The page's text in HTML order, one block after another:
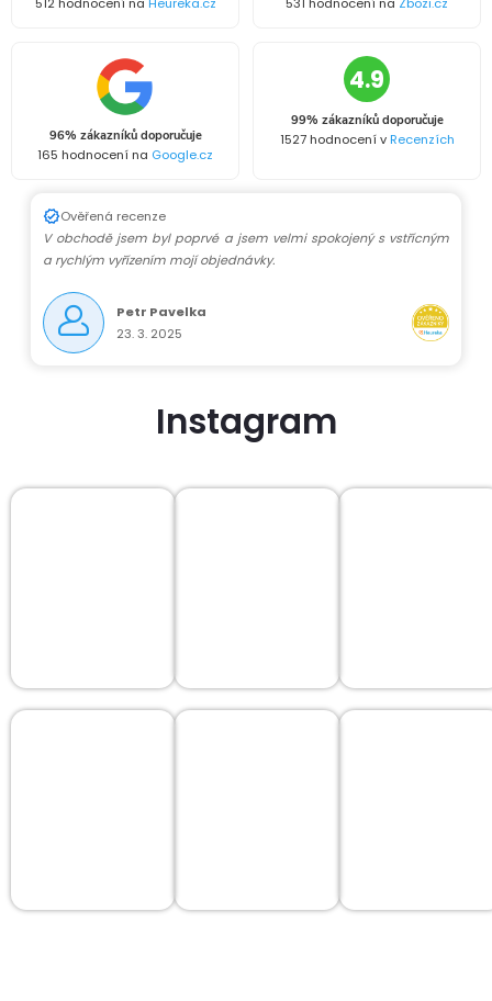
96% zákazníků doporučuje
165 hodnocení na Google.cz
4.9
99% zákazníků doporučuje
1527 hodnocení vRecenzích
Ověřená recenze
V obchodě jsem byl poprvé a jsem velmi spokojený s vstřícným
a rychlým vyřízením mojí objednávky.
Petr Pavelka
23. 3. 2025
Instagram